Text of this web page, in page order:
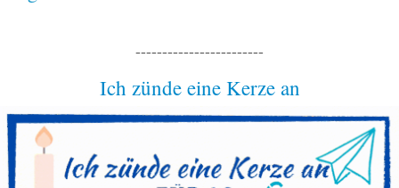
------------------------
Ich zünde eine Kerze an